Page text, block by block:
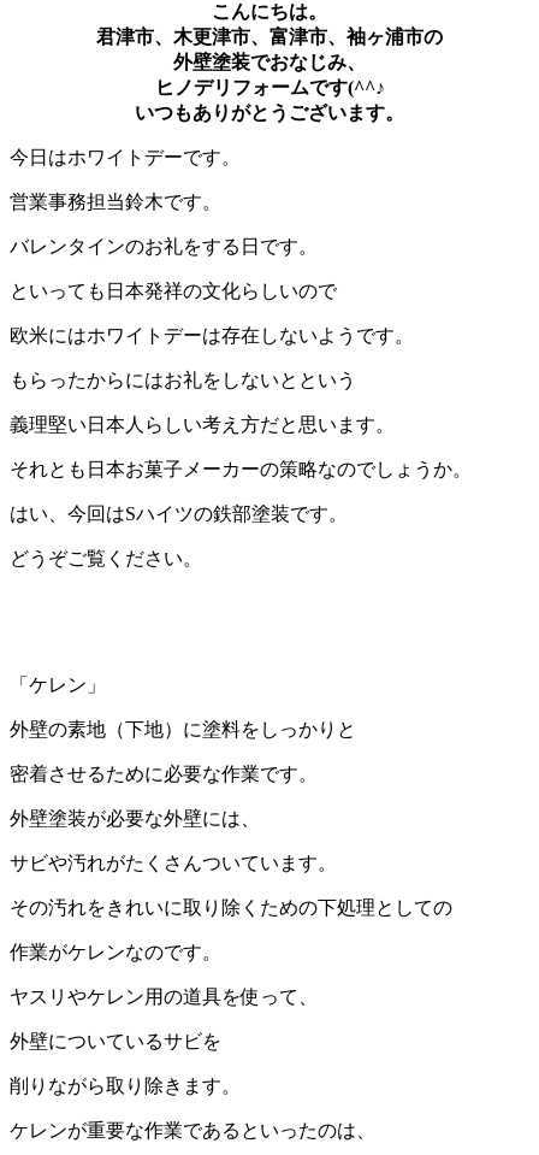
こんにちは。
君津市、木更津市、富津市、袖ヶ浦市の
外壁塗装でおなじみ、
ヒノデリフォームです(^^♪
いつもありがとうございます。
今日はホワイトデーです。
営業事務担当鈴木です。
バレンタインのお礼をする日です。
といっても日本発祥の文化らしいので
欧米にはホワイトデーは存在しないようです。
もらったからにはお礼をしないとという
義理堅い日本人らしい考え方だと思います。
それとも日本お菓子メーカーの策略なのでしょうか。
はい、今回はSハイツの鉄部塗装です。
どうぞご覧ください。
「ケレン」
外壁の素地（下地）に塗料をしっかりと
密着させるために必要な作業です。
外壁塗装が必要な外壁には、
サビや汚れがたくさんついています。
その汚れをきれいに取り除くための下処理としての
作業がケレンなのです。
ヤスリやケレン用の道具を使って、
外壁についているサビを
削りながら取り除きます。
ケレンが重要な作業であるといったのは、